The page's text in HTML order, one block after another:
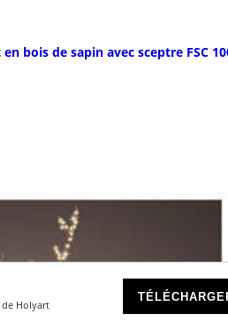
de Holyart
bois de sapin avec sceptre FSC